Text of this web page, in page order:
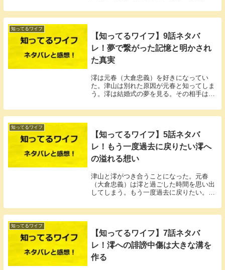
知ってるワイフ
【知ってるワイフ】9話ネタバ
レ！夢で繋がった記憶と明かされ
た真実
澪は元春（大倉忠義）を好きになってい
た。津山は別れた原因が元春と知ってしま
う。澪は結婚式の夢を見る。その相手は元
知ってるワイフ
【知ってるワイフ】5話ネタバ
レ！もう一度過去に戻りたい澪へ
の溢れる想い
津山と澪がつき合うことになった。元春
（大倉忠義）は澪と過ごした時間を思い出
してしまう。もう一度過去に戻りたい。そ
知ってるワイフ
【知ってるワイフ】7話ネタバ
レ！澪への誹謗中傷は大きな溝を
作る